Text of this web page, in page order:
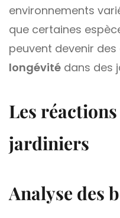
environnements
que certaines
peuvent devenir des
longévité dans des
Les
jardiniers
Analyse des